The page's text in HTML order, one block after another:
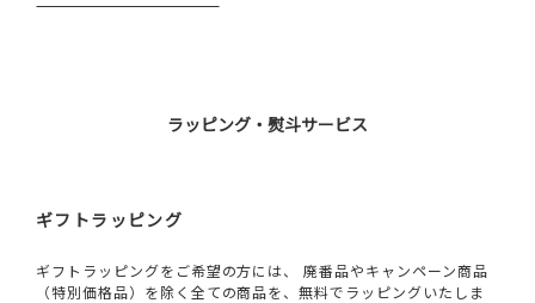
ラッピング・熨斗サービス
ギフトラッピング
ギフトラッピングをご希望の方には、 廃番品やキャンペーン商品
（特別価格品）を除く全ての商品を、無料でラッピングいたしま